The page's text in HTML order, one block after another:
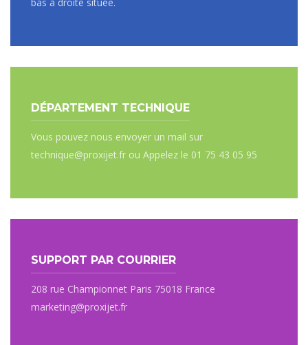
bas à droite située.
DÉPARTEMENT TECHNIQUE
Vous pouvez nous envoyer un mail sur
technique@proxijet.fr ou Appelez le 01 75 43 05 95
SUPPORT PAR COURRIER
208 rue Championnet Paris 75018 France
marketing@proxijet.fr